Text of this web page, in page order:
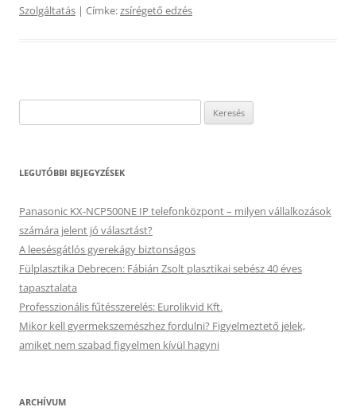
Szolgáltatás | Címke:zsírégető edzés
LEGUTÓBBI BEJEGYZÉSEK
Panasonic KX-NCP500NE IP telefonközpont – milyen vállalkozások
számára jelent jó választást?
A leesésgátlós gyerekágy biztonságos
Fülplasztika Debrecen: Fábián Zsolt plasztikai sebész 40 éves
tapasztalata
Professzionális fűtésszerelés: Eurolikvid Kft.
Mikor kell gyermekszemészhez fordulni? Figyelmeztető jelek,
amiket nem szabad figyelmen kívül hagyni
ARCHÍVUM